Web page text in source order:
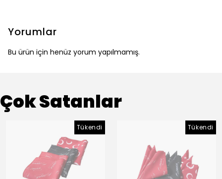
Yorumlar
Bu ürün için henüz yorum yapılmamış.
Çok Satanlar
Tükendi Tükendi